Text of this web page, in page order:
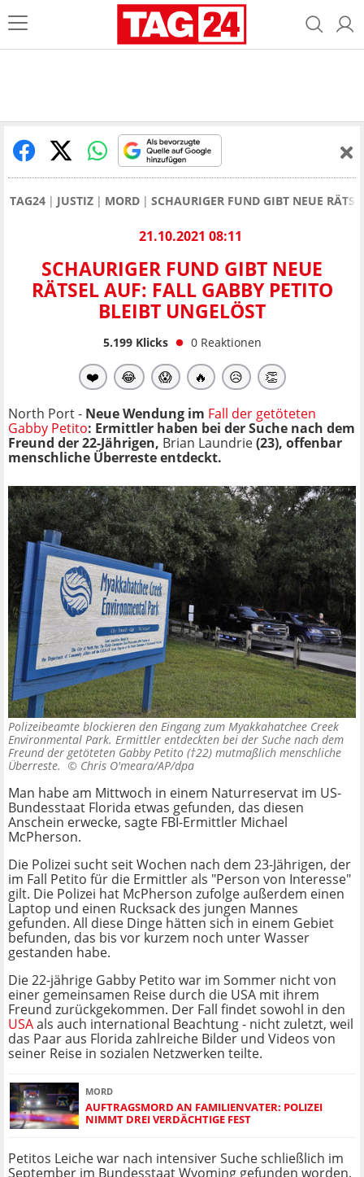
TAG24 JUSTIZ MORD SCHAURIGER FUND GIBT NEUE
21.10.2021 08:11
SCHAURIGER FUND GIBT NEUE
RÄTSEL AUF: FALL GABBY PETITO
BLEIBT UNGELÖST
5.199Klicks 0 Reaktionen
❤️ 😂 😱 🔥 😥 👏
North Port - Neue Wendung im Fall der getöteten
Gabby Petito: Ermittler haben bei der Suche nach dem
Freund der 22-Jährigen, Brian Laundrie(23), offenbar
menschliche Überreste entdeckt.
Polizeibeamte blockieren den Eingang zum Myakkahatchee Creek
Environmental Park. Ermittler entdeckten bei der Suche nach dem
Freund der getöteten Gabby Petito (†22) mutmaßlich menschliche
Überreste. © Chris O'meara/AP/dpa
Man habe am Mittwoch in einem Naturreservat im US-
Bundesstaat Florida etwas gefunden, das diesen
Anschein erwecke, sagte FBI-Ermittler Michael
McPherson.
Die Polizei sucht seit Wochen nach dem 23-Jährigen, der
im Fall Petito für die Ermittler als "Person von Interesse"
gilt. Die Polizei hat McPherson zufolge außerdem einen
Laptop und einen Rucksack des jungen Mannes
gefunden. All diese Dinge hätten sich in einem Gebiet
befunden, das bis vor kurzem noch unter Wasser
gestanden habe.
Die 22-jährige Gabby Petito war im Sommer nicht von
einer gemeinsamen Reise durch die USA mit ihrem
Freund zurückgekommen. Der Fall findet sowohl in den
USAals auch international Beachtung - nicht zuletzt, weil
das Paar aus Florida zahlreiche Bilder und Videos von
seiner Reise in sozialen Netzwerken teilte.
MORD
AUFTRAGSMORD AN FAMILIENVATER: POLIZEI
NIMMT DREI VERDÄCHTIGE FEST
Petitos Leiche war nach intensiver Suche schließlich im
September im Bundesstaat Wyoming gefunden worden.